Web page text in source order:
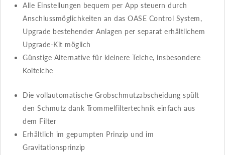
Alle Einstellungen bequem per App steuern durch
Anschlussmöglichkeiten an das OASE Control System,
Upgrade bestehender Anlagen per separat erhältlichem
Upgrade-Kit möglich
Günstige Alternative für kleinere Teiche, insbesondere
Koiteiche
Die vollautomatische Grobschmutzabscheidung spült
den Schmutz dank Trommelfiltertechnik einfach aus
dem Filter
Erhältlich im gepumpten Prinzip und im
Gravitationsprinzip